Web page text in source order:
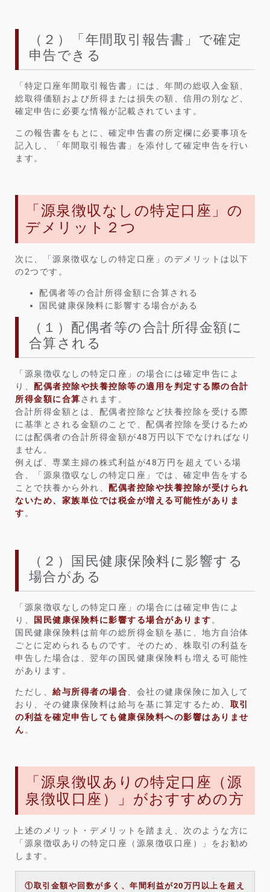
（２）「年間取引報告書」で確定
申告できる
「特定口座年間取引報告書」には、年間の総収入金額、
総取得価額および所得または損失の額、信用の別など、
確定申告に必要な情報が記載されています。
この報告書をもとに、確定申告書の所定欄に必要事項を
記入し、「年間取引報告書」を添付して確定申告を行い
ます。
「源泉徴収なしの特定口座」の
デメリット２つ
次に、「源泉徴収なしの特定口座」のデメリットは以下
の2つです。
配偶者等の合計所得金額に合算される
国民健康保険料に影響する場合がある
（１）配偶者等の合計所得金額に
合算される
「源泉徴収なしの特定口座」の場合には確定申告によ
り、 配偶者控除や扶養控除等の適用を判定する際の合計
所得金額に合算 されます。
合計所得金額とは、配偶者控除など扶養控除を受ける際
に基準とされる金額のことで、配偶者控除を受けるため
には配偶者の合計所得金額が48万円以下でなければなり
ません。
例えば、専業主婦の株式利益が48万円を超えている場
合、「源泉徴収なしの特定口座」では、確定申告をする
ことで扶養から外れ、 配偶者控除や扶養控除が受けられ
ないため、家族単位では税金が増える可能性がありま
す。
（２）国民健康保険料に影響する
場合がある
「源泉徴収なしの特定口座」の場合には確定申告によ
り、
国民健康保険料に影響する場合があります 。
国民健康保険料は前年の総所得金額を基に、地方自治体
ごとに定められるものです。そのため、株取引の利益を
申告した場合は、翌年の国民健康保険料も増える可能性
があります。
ただし、 給与所得者の場合 、会社の健康保険に加入して
おり、その健康保険料は給与を基に算定するため、 取引
の利益を確定申告しても健康保険料への影響はありませ
ん 。
「源泉徴収ありの特定口座（源
泉徴収口座）」がおすすめの方
上述のメリット・デメリットを踏まえ、次のような方に
「源泉徴収ありの特定口座（源泉徴収口座）」をお勧め
します。
①取引金額や回数が多く、年間利益が20万円以上を超え